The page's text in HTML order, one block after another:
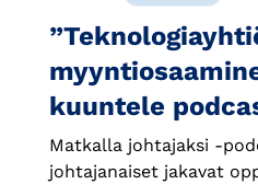
kuuntele
Matkalla johtajaksi -
johtajanaiset jakavat